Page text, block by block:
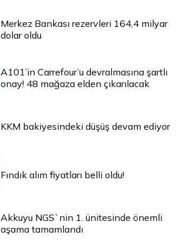
Merkez Bankası rezervleri 164,4 milyar
dolar oldu
A101’in Carrefour’u devralmasına şartlı
onay! 48 mağaza elden çıkarılacak
KKM bakiyesindeki düşüş devam ediyor
Fındık alım fiyatları belli oldu!
Akkuyu NGS`nin 1. ünitesinde önemli
aşama tamamlandı